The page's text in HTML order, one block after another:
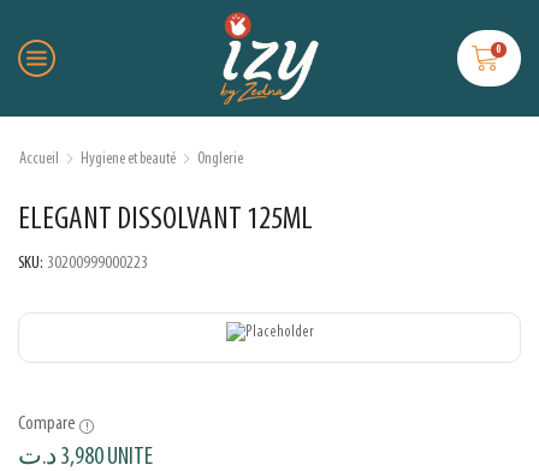
0
Accueil Hygiene et beauté Onglerie
ELEGANT DISSOLVANT 125ML
SKU: 30200999000223
Compare
3,980د.ت UNITE